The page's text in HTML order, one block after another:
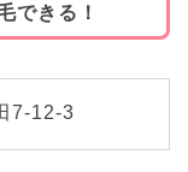
できる！
7-12-3